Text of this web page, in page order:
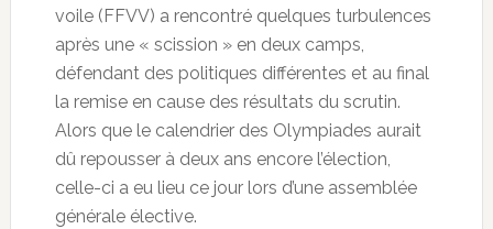
voile (FFVV) a rencontré quelques turbulences
après une « scission » en deux camps,
défendant des politiques différentes et au final
la remise en cause des résultats du scrutin.
Alors que le calendrier des Olympiades aurait
dû repousser à deux ans encore l’élection,
celle-ci a eu lieu ce jour lors d’une assemblée
générale élective.